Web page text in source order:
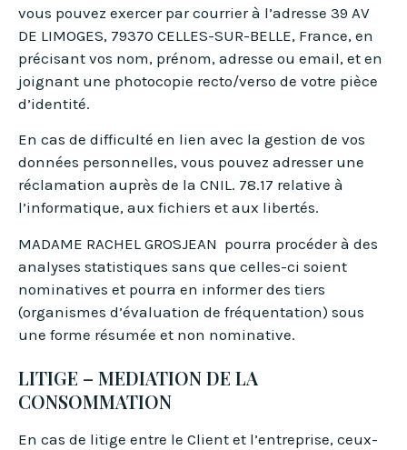
vous pouvez exercer par courrier à l’adresse 39 AV
DE LIMOGES, 79370 CELLES-SUR-BELLE, France, en
précisant vos nom, prénom, adresse ou email, et en
joignant une photocopie recto/verso de votre pièce
d’identité.
En cas de difficulté en lien avec la gestion de vos
données personnelles, vous pouvez adresser une
réclamation auprès de la CNIL. 78.17 relative à
l’informatique, aux fichiers et aux libertés.
MADAME RACHEL GROSJEAN pourra procéder à des
analyses statistiques sans que celles-ci soient
nominatives et pourra en informer des tiers
(organismes d’évaluation de fréquentation) sous
une forme résumée et non nominative.
LITIGE – MEDIATION DE LA
CONSOMMATION
En cas de litige entre le Client et l’entreprise, ceux-